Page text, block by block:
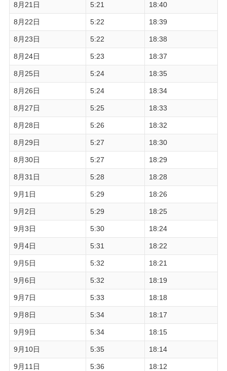
8月21日 5:21 18:40
8月22日 5:22 18:39
8月23日 5:22 18:38
8月24日 5:23 18:37
8月25日 5:24 18:35
8月26日 5:24 18:34
8月27日 5:25 18:33
8月28日 5:26 18:32
8月29日 5:27 18:30
8月30日 5:27 18:29
8月31日 5:28 18:28
9月1日 5:29 18:26
9月2日 5:29 18:25
9月3日 5:30 18:24
9月4日 5:31 18:22
9月5日 5:32 18:21
9月6日 5:32 18:19
9月7日 5:33 18:18
9月8日 5:34 18:17
9月9日 5:34 18:15
9月10日 5:35 18:14
9月11日 5:36 18:12